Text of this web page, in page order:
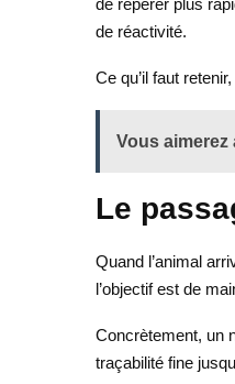
de réactivité.
Ce qu’il faut
Vous aimerez
Le
Quand l’animal
l’objectif est de
Concrètement, un
traçabilité fine